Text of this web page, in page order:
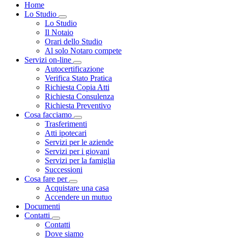
Home
Lo Studio
Toggle Dropdown
Lo Studio
Il Notaio
Orari dello Studio
Al solo Notaro compete
Servizi on-line
Toggle Dropdown
Autocertificazione
Verifica Stato Pratica
Richiesta Copia Atti
Richiesta Consulenza
Richiesta Preventivo
Cosa facciamo
Toggle Dropdown
Trasferimenti
Atti ipotecari
Servizi per le aziende
Servizi per i giovani
Servizi per la famiglia
Successioni
Cosa fare per
Toggle Dropdown
Acquistare una casa
Accendere un mutuo
Documenti
Contatti
Toggle Dropdown
Contatti
Dove siamo